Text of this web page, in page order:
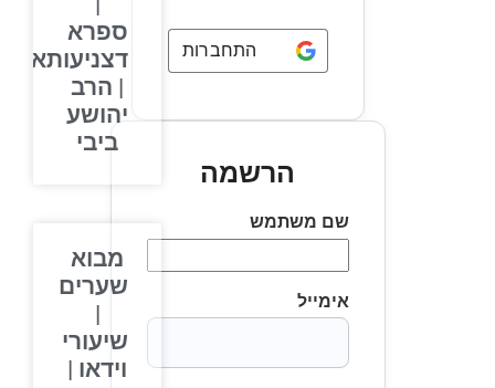
התחברות באמצעותGoogle
הרשמה
שם משתמש
אימייל
ספרא
דצניעותא
| הרב
יהושע
ביבי
מבוא
שערים
שיעורי
וידאו |